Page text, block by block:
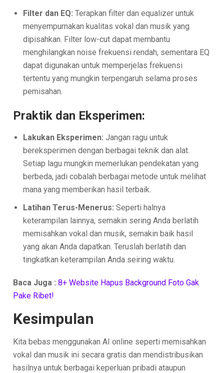
Filter dan EQ: Terapkan filter dan equalizer untuk
menyempurnakan kualitas vokal dan musik yang
dipisahkan. Filter low-cut dapat membantu
menghilangkan noise frekuensi rendah, sementara EQ
dapat digunakan untuk memperjelas frekuensi
tertentu yang mungkin terpengaruh selama proses
pemisahan.
Praktik dan Eksperimen:
Lakukan Eksperimen: Jangan ragu untuk
bereksperimen dengan berbagai teknik dan alat.
Setiap lagu mungkin memerlukan pendekatan yang
berbeda, jadi cobalah berbagai metode untuk melihat
mana yang memberikan hasil terbaik.
Latihan Terus-Menerus: Seperti halnya
keterampilan lainnya, semakin sering Anda berlatih
memisahkan vokal dan musik, semakin baik hasil
yang akan Anda dapatkan. Teruslah berlatih dan
tingkatkan keterampilan Anda seiring waktu.
Baca Juga :8+ Website Hapus Background Foto Gak
Pake Ribet!
Kesimpulan
Kita bebas menggunakan AI online seperti memisahkan
vokal dan musik ini secara gratis dan mendistribusikan
hasilnya untuk berbagai keperluan pribadi ataupun